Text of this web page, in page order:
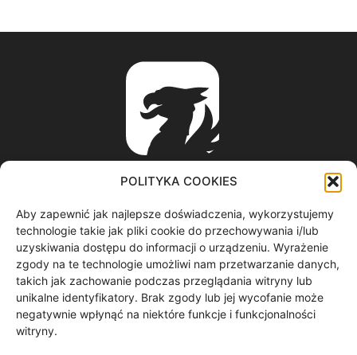
POLITYKA COOKIES
Aby zapewnić jak najlepsze doświadczenia, wykorzystujemy
technologie takie jak pliki cookie do przechowywania i/lub
uzyskiwania dostępu do informacji o urządzeniu. Wyrażenie
zgody na te technologie umożliwi nam przetwarzanie danych,
takich jak zachowanie podczas przeglądania witryny lub
unikalne identyfikatory. Brak zgody lub jej wycofanie może
negatywnie wpłynąć na niektóre funkcje i funkcjonalności
witryny.
ABOUT US
informacje z regionu / nagrania filmowe / produkcja video /
spoty reklamowe / materiały graficzne
Contact us:redakcja@gryf.tv